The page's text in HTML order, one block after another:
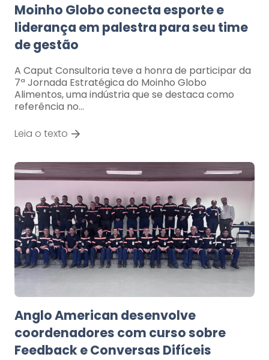
Moinho Globo conecta esporte e
liderança em palestra para seu time
de gestão
A Caput Consultoria teve a honra de participar da
7ª Jornada Estratégica do Moinho Globo
Alimentos, uma indústria que se destaca como
referência no…
Leia o texto
Anglo American desenvolve
coordenadores com curso sobre
Feedback e Conversas Difíceis